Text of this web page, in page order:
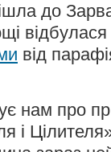
до
відбулася
від
нам про
і